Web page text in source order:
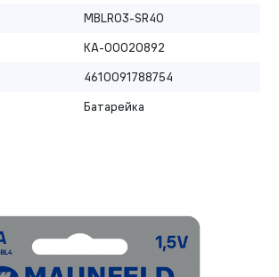
MBLR03-SR40
КА-00020892
4610091788754
Батарейка